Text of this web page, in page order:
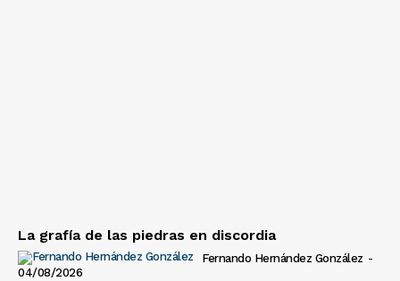
La grafía de las piedras en discordia
Fernando Hernández González -
04/08/2026